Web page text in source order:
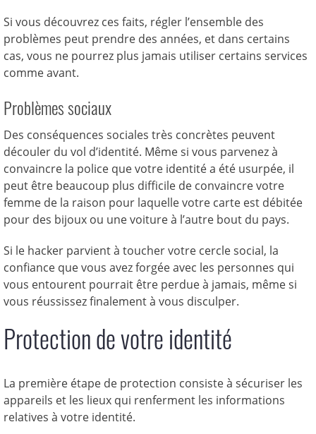
Si vous découvrez ces faits, régler l’ensemble des
problèmes peut prendre des années, et dans certains
cas, vous ne pourrez plus jamais utiliser certains services
comme avant.
Problèmes sociaux
Des conséquences sociales très concrètes peuvent
découler du vol d’identité. Même si vous parvenez à
convaincre la police que votre identité a été usurpée, il
peut être beaucoup plus difficile de convaincre votre
femme de la raison pour laquelle votre carte est débitée
pour des bijoux ou une voiture à l’autre bout du pays.
Si le hacker parvient à toucher votre cercle social, la
confiance que vous avez forgée avec les personnes qui
vous entourent pourrait être perdue à jamais, même si
vous réussissez finalement à vous disculper.
Protection de votre identité
La première étape de protection consiste à sécuriser les
appareils et les lieux qui renferment les informations
relatives à votre identité.